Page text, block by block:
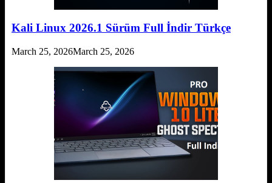
Kali Linux 2026.1 Sürüm Full İndir Türkçe
March 25, 2026March 25, 2026